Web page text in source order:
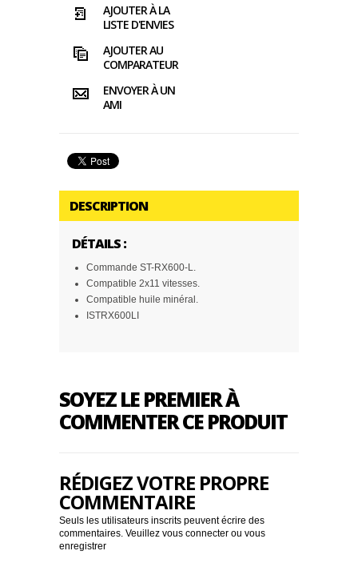
AJOUTER À LA
LISTE D'ENVIES
AJOUTER AU
COMPARATEUR
ENVOYER À UN
AMI
DESCRIPTION
DÉTAILS :
Commande ST-RX600-L.
Compatible 2x11 vitesses.
Compatible huile minéral.
ISTRX600LI
SOYEZ LE PREMIER À
COMMENTER CE PRODUIT
RÉDIGEZ VOTRE PROPRE
COMMENTAIRE
Seuls les utilisateurs inscrits peuvent écrire des
commentaires. Veuillez vous connecter ou vous
enregistrer